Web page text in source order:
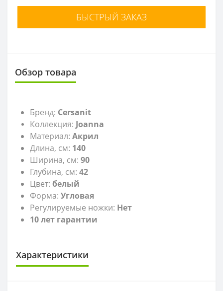
БЫСТРЫЙ ЗАКАЗ
Обзор товара
Бренд: Cersanit
Коллекция: Joanna
Материал: Акрил
Длина, см: 140
Ширина, см: 90
Глубина, см: 42
Цвет: белый
Форма: Угловая
Регулируемые ножки: Нет
10 лет гарантии
Характеристики